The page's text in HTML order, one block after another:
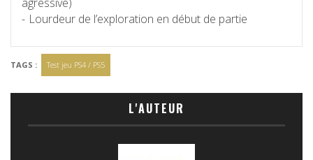
Lourdeur de l’exploration en début de partie
TAGS : Test jeu PS4 / PS5
L'AUTEUR